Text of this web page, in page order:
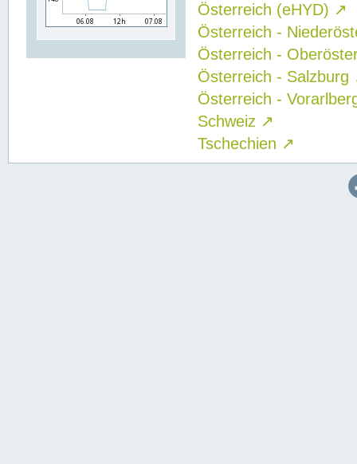
Österreich (eHYD) ↗
Österreich -
Österreich -
Österreich - Salzburg
Österreich -
Schweiz ↗
Tschechien ↗